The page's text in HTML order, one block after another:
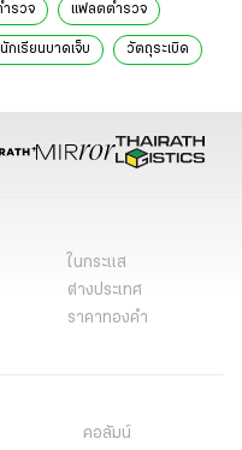
ำรวจ แฟลตตำรวจ
กเรียนบาดเจ็บ วัตถุระเบิด
ในกระแส
ต่างประเทศ
ราคาทองคำ
คอลัมน์